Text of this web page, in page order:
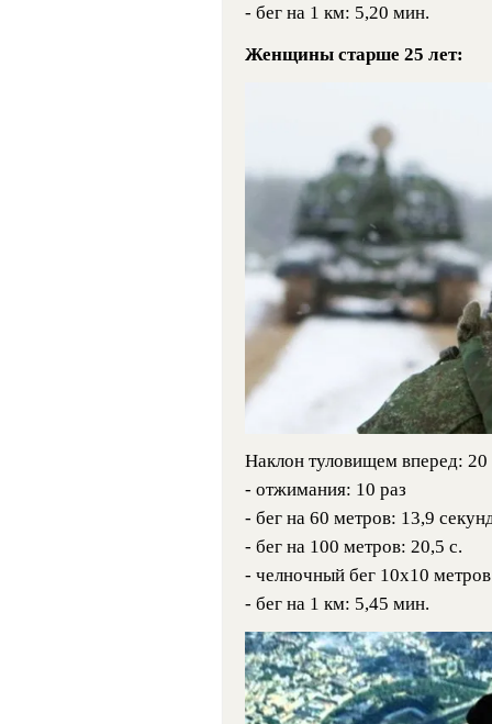
- бег на 1 км: 5,20 мин.
Женщины старше 25 лет:
Наклон туловищем вперед: 20
- отжимания: 10 раз
- бег на 60 метров: 13,9
- бег на 100 метров: 20,5 с.
- челночный бег 10х10
- бег на 1 км: 5,45 мин.